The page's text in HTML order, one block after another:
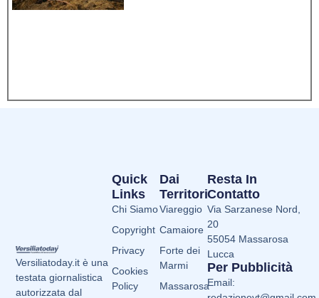
Versiliatoday.it è una
testata giornalistica
autorizzata dal
Dai
Territori
Viareggio
Camaiore
Forte dei
Marmi
Massarosa
Quick
Links
Chi Siamo
Copyright
Privacy
Cookies
Policy
Resta In
Contatto
Via Sarzanese Nord,
20
55054 Massarosa
Lucca
Per Pubblicità
Email: